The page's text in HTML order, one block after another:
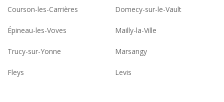
Courson-les-Carrières Domecy-sur-le-Vault
Épineau-les-Voves Mailly-la-Ville
Trucy-sur-Yonne Marsangy
Fleys Levis